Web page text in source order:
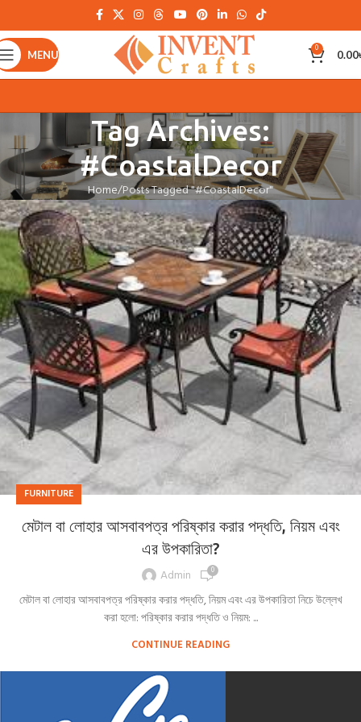
MENU 0 0.00
Tag Archives:
#CoastalDecor
Home Posts Tagged "#CoastalDecor"
FURNITURE
মেটাল বা লোহার আসবাবপত্র পরিষ্কার করার পদ্ধতি, নিয়ম এবং
এর উপকারিতা?
Admin
0
মেটাল বা লোহার আসবাবপত্র পরিষ্কার করার পদ্ধতি, নিয়ম এবং এর উপকারিতা নিচে উল্লেখ
করা হলো: পরিষ্কার করার পদ্ধতি ও নিয়ম: ...
CONTINUE READING